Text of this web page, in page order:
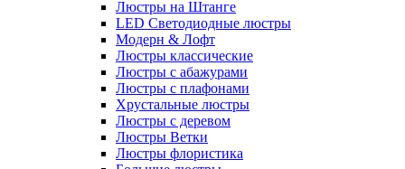
Люстры на Штанге
LED Светодиодные люстры
Модерн & Лофт
Люстры классические
Люстры с абажурами
Люстры с плафонами
Хрустальные люстры
Люстры с деревом
Люстры Ветки
Люстры флористика